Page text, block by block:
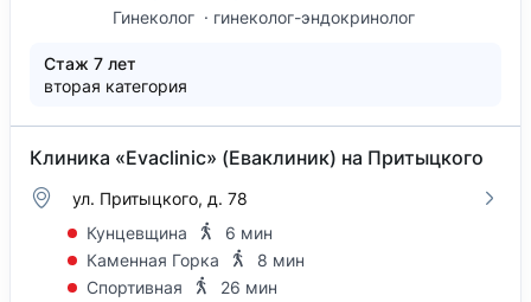
Гинеколог гинеколог-эндокринолог
Стаж 7 лет
вторая категория
Клиника «Evaclinic» (Еваклиник) на Притыцкого
ул. Притыцкого, д. 78
Кунцевщина
6 мин
Каменная Горка
8 мин
Спортивная
26 мин